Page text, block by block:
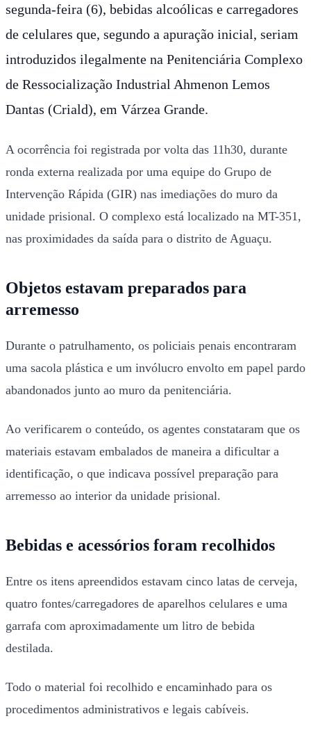
segunda-feira (6), bebidas alcoólicas e carregadores
de celulares que, segundo a apuração inicial, seriam
introduzidos ilegalmente na Penitenciária Complexo
de Ressocialização Industrial Ahmenon Lemos
Dantas (Criald), em Várzea Grande.
A ocorrência foi registrada por volta das 11h30, durante
ronda externa realizada por uma equipe do Grupo de
Intervenção Rápida (GIR) nas imediações do muro da
unidade prisional. O complexo está localizado na MT-351,
nas proximidades da saída para o distrito de Aguaçu.
Objetos estavam preparados para
arremesso
Durante o patrulhamento, os policiais penais encontraram
uma sacola plástica e um invólucro envolto em papel pardo
abandonados junto ao muro da penitenciária.
Ao verificarem o conteúdo, os agentes constataram que os
materiais estavam embalados de maneira a dificultar a
identificação, o que indicava possível preparação para
arremesso ao interior da unidade prisional.
Bebidas e acessórios foram recolhidos
Entre os itens apreendidos estavam cinco latas de cerveja,
quatro fontes/carregadores de aparelhos celulares e uma
garrafa com aproximadamente um litro de bebida
destilada.
Todo o material foi recolhido e encaminhado para os
procedimentos administrativos e legais cabíveis.